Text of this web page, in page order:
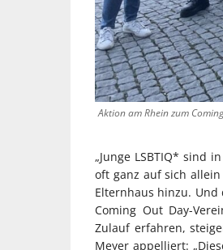
Aktion am Rhein zum
„Junge LSBTIQ* sind
oft ganz auf sich
Elternhaus hinzu.
Coming Out Day-
Zulauf erfahren,
Meyer appelliert: